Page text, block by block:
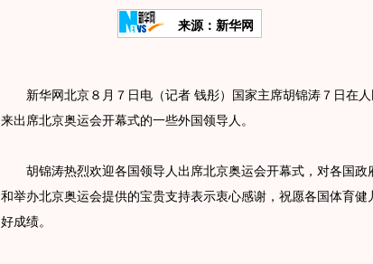
来源：新华网
新华网北京８月７日电（记者 钱彤）国家主席胡锦涛７日在人
来出席北京奥运会开幕式的一些外国领导人。
胡锦涛热烈欢迎各国领导人出席北京奥运会开幕式，对各国政
和举办北京奥运会提供的宝贵支持表示衷心感谢，祝愿各国体育健
好成绩。